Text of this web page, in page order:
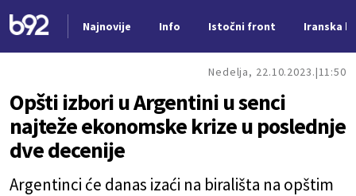
Najnovije Info Istočni front Iranska
Nedelja, 22.10.2023. 11:50
Opšti izbori u Argentini u senci
najteže ekonomske krize u poslednje
dve decenije
Argentinci će danas izaći na birališta na opštim